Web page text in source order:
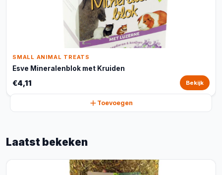
SMALL ANIMAL TREATS
Esve Mineralenblok met Kruiden
€4,11 Bekijk
Toevoegen
Laatst bekeken